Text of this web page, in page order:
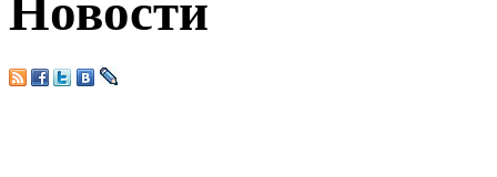
Новости